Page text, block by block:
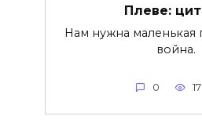
Плеве:
Нам нужна маленькая
война.
0 17